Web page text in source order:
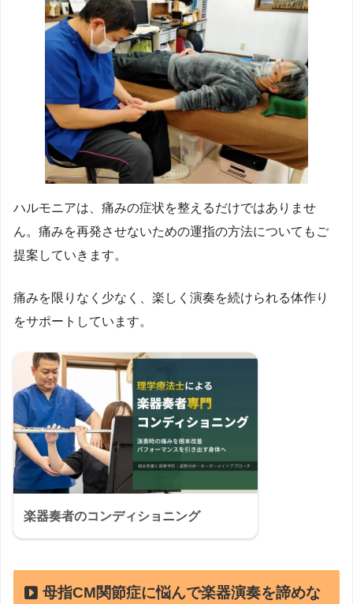
ハルモニアは、痛みの症状を整えるだけではありませ
ん。痛みを再発させないための運指の方法についてもご
提案していきます。
痛みを限りなく少なく、楽しく演奏を続けられる体作り
をサポートしています。
楽器奏者のコンディショニング
母指CM関節症に悩んで楽器演奏を諦めな